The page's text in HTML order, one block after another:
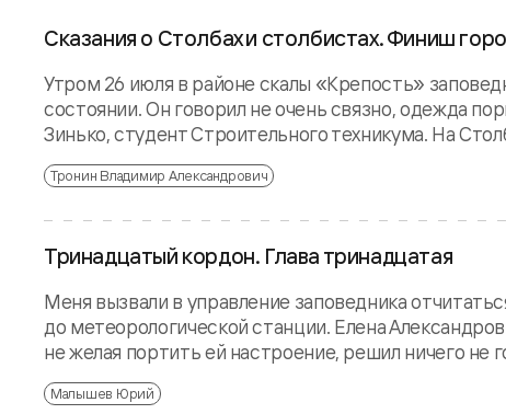
Сказания о Столбах и столбистах. Финиш
Утром 26 июля в районе скалы «Крепость»
состоянии. Он говорил не очень связно, одежда
Зинько, студент Строительного техникума. На
Тронин Владимир Александрович
Тринадцатый кордон. Глава тринадцатая
Меня вызвали в управление заповедника
до метеорологической станции. Елена
не желая портить ей настроение, решил ничего не
Малышев Юрий